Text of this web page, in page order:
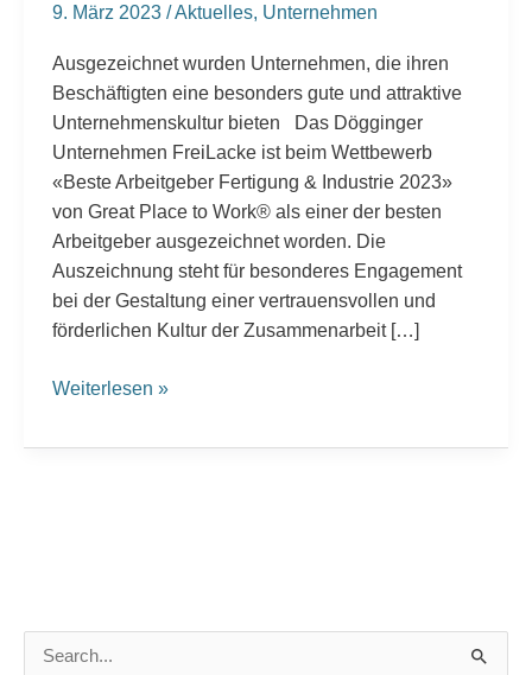
9. März 2023 /Aktuelles, Unternehmen
Ausgezeichnet wurden Unternehmen, die ihren
Beschäftigten eine besonders gute und attraktive
Unternehmenskultur bieten Das Dögginger
Unternehmen FreiLacke ist beim Wettbewerb
«Beste Arbeitgeber Fertigung & Industrie 2023»
von Great Place to Work® als einer der besten
Arbeitgeber ausgezeichnet worden. Die
Auszeichnung steht für besonderes Engagement
bei der Gestaltung einer vertrauensvollen und
förderlichen Kultur der Zusammenarbeit […]
Weiterlesen »